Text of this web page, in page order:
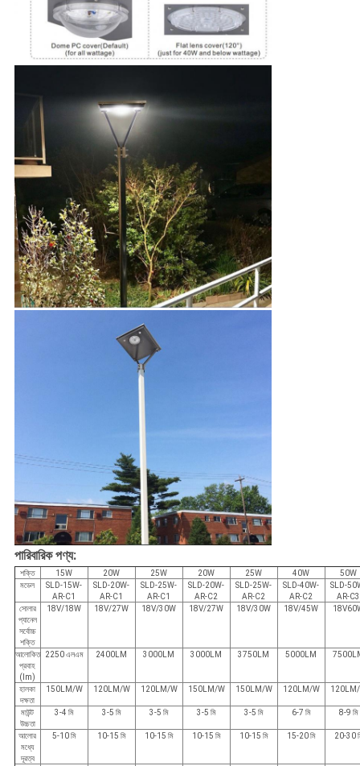
পারিবারিক পণ্য:
শক্তি 15W 20W 25W 20W 25W 40W
50W
মডেল
SLD-15W-
AR-C1
SLD-20W-
AR-C1
SLD-25W-
AR-C1
SLD-20W-
AR-C2
SLD-25W-
AR-C2
SLD-40W-
AR-C2
SLD-
AR-C3
সোলার
প্যানেল
সর্বোচ্চ
শক্তি
18V/18W 18V/27W 18V/30W 18V/27W 18V/30W 18V/45W
আলোকিত
প্রবাহ
(lm)
2250 এলএম 2400LM 3000LM 3000LM 3750LM 5000LM
হালকা
দক্ষতা
150LM/W 120LM/W 120LM/W 150LM/W 150LM/W 120LM/W
মাউন্ট
উচ্চতা
3-4 মি 3-5 মি 3-5 মি 3-5 মি 3-5 মি 6-7 মি 8-9 মি
আলোর
মধ্যে
দূরত্ব
5-10 মি 10-15 মি 10-15 মি 10-15 মি 10-15 মি 15-20 মি 20-30